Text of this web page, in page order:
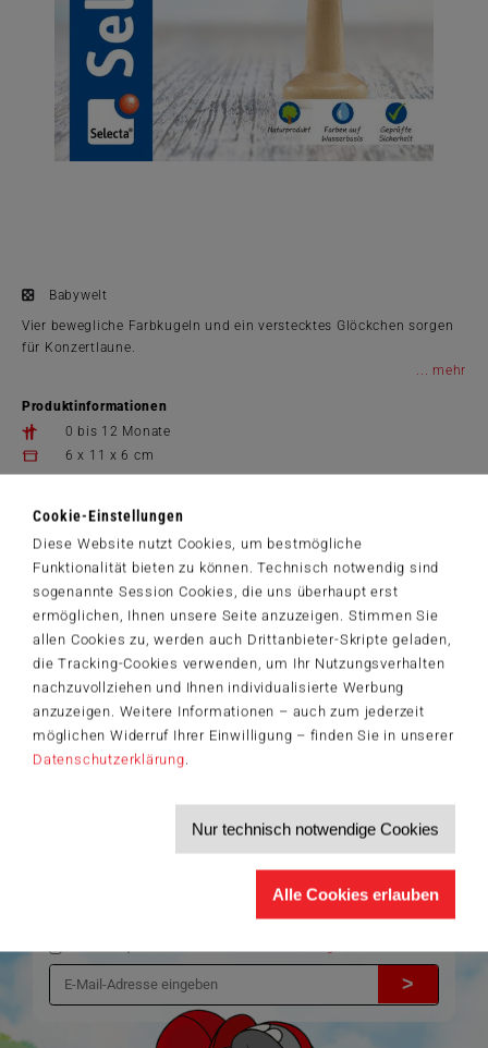
Cookie-Einstellungen
Diese Website nutzt Cookies, um bestmögliche
Funktionalität bieten zu können. Technisch notwendig sind
sogenannte Session Cookies, die uns überhaupt erst
ermöglichen, Ihnen unsere Seite anzuzeigen. Stimmen Sie
allen Cookies zu, werden auch Drittanbieter-Skripte geladen,
die Tracking-Cookies verwenden, um Ihr Nutzungsverhalten
nachzuvollziehen und Ihnen individualisierte Werbung
anzuzeigen. Weitere Informationen – auch zum jederzeit
möglichen Widerruf Ihrer Einwilligung – finden Sie in unserer
Datenschutzerklärung.
Nur technisch notwendige Cookies
Alle Cookies erlauben
Babywelt
Vier bewegliche Farbkugeln und ein verstecktes Glöckchen sorgen
für Konzertlaune.
...
Produktinformationen
0 bis 12 Monate
6 x 11 x 6 cm
Artikelnummer: 61027
Der Schmidt-Spiele-Newsletter
Bleiben Sie auf dem Laufenden zu Neuheiten, Trends und aktuellen
Themen rund um Schmidt ®Spiele – und sichern Sie sich einen
Willkommensgutschein in Höhe von 5€ für Ihren nächsten Einkauf im
Aktuelle Themen und Trends aus der Spielewelt
Informationen zu Veranstaltungen und Aktionen
Service-Informationen, z.B. zur Ersatzteilversorgung
Ich möchte den Schmidt-Spiele-Newsletter erhalten. Die Abmeldung ist
möglich.
>